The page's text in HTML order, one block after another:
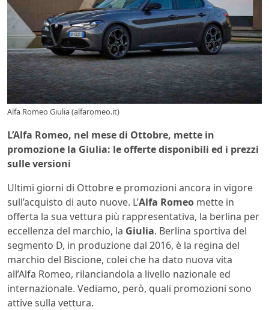
Alfa Romeo Giulia (alfaromeo.it)
L’Alfa Romeo, nel mese di Ottobre, mette in
promozione la Giulia: le offerte disponibili ed i prezzi
sulle versioni
Ultimi giorni di Ottobre e promozioni ancora in vigore
sull’acquisto di auto nuove. L’Alfa Romeo mette in
offerta la sua vettura più rappresentativa, la berlina per
eccellenza del marchio, la Giulia. Berlina sportiva del
segmento D, in produzione dal 2016, è la regina del
marchio del Biscione, colei che ha dato nuova vita
all’Alfa Romeo, rilanciandola a livello nazionale ed
internazionale. Vediamo, però, quali promozioni sono
attive sulla vettura.